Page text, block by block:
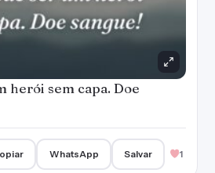
herói sem capa. Doe
WhatsApp Salvar 1